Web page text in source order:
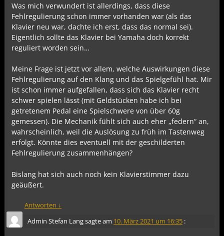
Was mich verwundert ist allerdings, dass diese
Fehlregulierung schon immer vorhanden war (als das
Klavier neu war, dachte ich erst, dass das normal sei).
Eigentlich sollte das Klavier bei Yamaha doch korrekt
reguliert worden sein…
Meine Frage ist jetzt vor allem, welche Auswirkungen diese
Fehlregulierung auf den Klang und das Spielgefühl hat. Mir
ist schon immer aufgefallen, dass sich das Klavier recht
schwer spielen lässt (mit Geldstücken habe ich bei
getretenem Pedal eine Spielschwere von über 60g
gemessen). Die Mechanik fühlt sich auch eher „federn“ an,
wahrscheinlich, weil die Auslösung zu früh im Tastenweg
erfolgt. Könnte dies eventuell mit der geschilderten
Fehlregulierung zusammenhängen?
Bislang hat sich auch noch kein Klavierstimmer dazu
geäußert.
Antworten ↓
Admin Stefan Langsagte am 10. März 2021 um 16:35 :